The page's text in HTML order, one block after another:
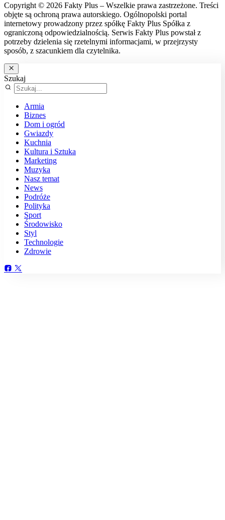
Copyright © 2026 Fakty Plus – Wszelkie prawa zastrzeżone. Treści
objęte są ochroną prawa autorskiego. Ogólnopolski portal
internetowy prowadzony przez spółkę Fakty Plus Spółka z
ograniczoną odpowiedzialnością. Serwis Fakty Plus powstał z
potrzeby dzielenia się rzetelnymi informacjami, w przejrzysty
sposób, z szacunkiem dla czytelnika.
Szukaj
Armia
Biznes
Dom i ogród
Gwiazdy
Kuchnia
Kultura i Sztuka
Marketing
Muzyka
Nasz temat
News
Podróże
Polityka
Sport
Środowisko
Styl
Technologie
Zdrowie